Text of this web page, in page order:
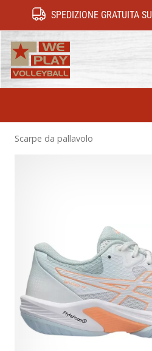
SPEDIZIONE GRATUITA SU
Scarpe da pallavolo